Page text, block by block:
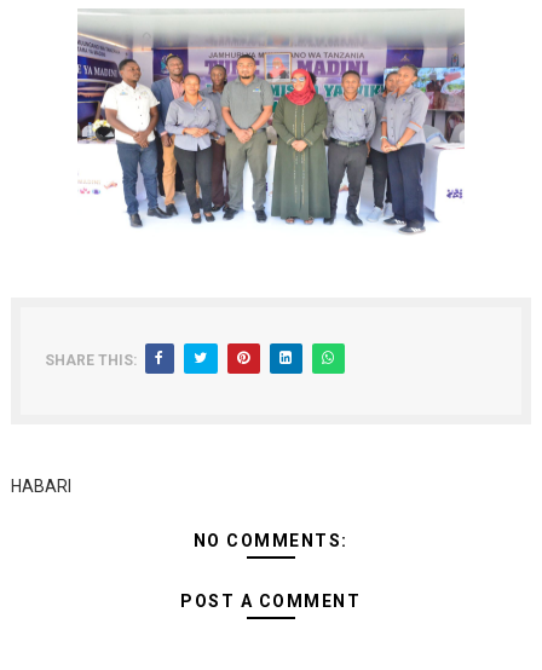
SHARE THIS:
HABARI
NO COMMENTS:
POST A COMMENT